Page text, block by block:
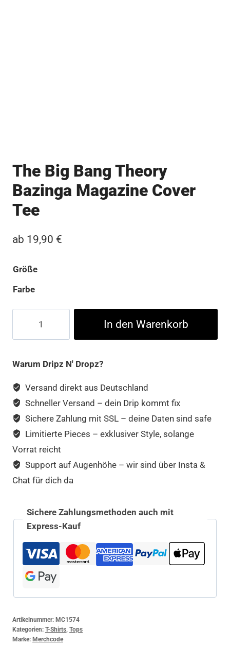
The Big Bang Theory
Bazinga Magazine Cover
Tee
ab 19,90 €
Größe
Farbe
Bang
Bazinga
Magazine
Cover
Tee
Menge
In den Warenkorb
Warum Dripz N' Dropz?
Versand direkt aus Deutschland
Schneller Versand – dein Drip kommt fix
Sichere Zahlung mit SSL – deine Daten sind safe
Limitierte Pieces – exklusiver Style, solange
Vorrat reicht
Support auf Augenhöhe – wir sind über Insta &
Chat für dich da
Sichere Zahlungsmethoden auch mit
Express-Kauf
Artikelnummer: MC1574
Kategorien: T-Shirts Tops
Marke: Merchcode